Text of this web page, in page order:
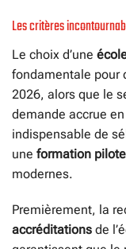
Les critères
Le choix d’une
fondamentale pour
2026, alors que le
demande accrue
indispensable de
une formation pilote
modernes.
Premièrement, la
accréditations de